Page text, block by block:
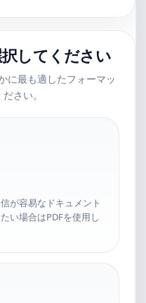
してください
に最も適したフォーマッ
さい。
が容易なドキュメント
い場合はPDFを使用し